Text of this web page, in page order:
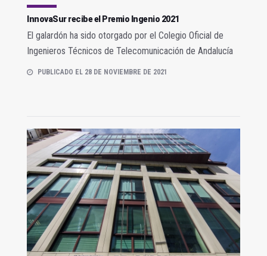
InnovaSur recibe el Premio Ingenio 2021
El galardón ha sido otorgado por el Colegio Oficial de
Ingenieros Técnicos de Telecomunicación de Andalucía
PUBLICADO EL 28 DE NOVIEMBRE DE 2021